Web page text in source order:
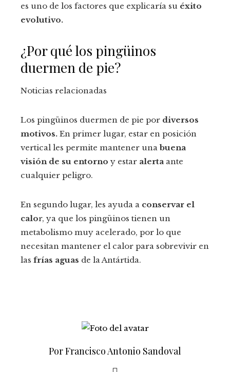
es uno de los factores que explicaría su éxito
evolutivo.
¿Por qué los pingüinos
duermen de pie?
Noticias relacionadas
Los pingüinos duermen de pie por diversos
motivos. En primer lugar, estar en posición
vertical les permite mantener unabuena
visión de su entorno y estar alerta ante
cualquier peligro.
En segundo lugar, les ayuda a conservar el
calor, ya que los pingüinos tienen un
metabolismo muy acelerado, por lo que
necesitan mantener el calor para sobrevivir en
las frías aguas de la Antártida.
Por Francisco Antonio Sandoval